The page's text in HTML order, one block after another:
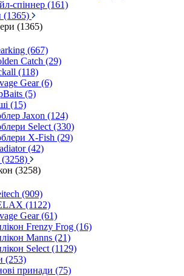
спіннер (161)
(1365)
(1365)
(667)
Catch (29)
(118)
Gear (6)
(5)
(15)
Jaxon (124)
Select (330)
X-Fish (29)
(42)
(3258)
(909)
(1122)
Gear (61)
Frenzy Frog (16)
Manns (21)
Select (1129)
(253)
принади (75)